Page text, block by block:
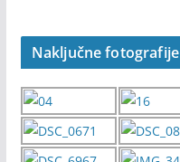
Naključne fotografije